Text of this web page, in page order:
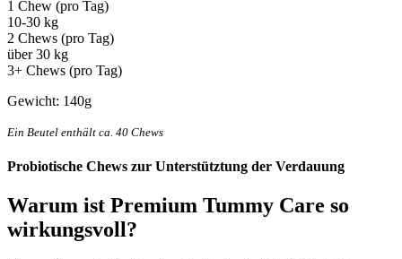
1 Chew (pro Tag)
10-30 kg
2 Chews (pro Tag)
über 30 kg
3+ Chews (pro Tag)
Gewicht: 140g
Ein Beutel enthält ca. 40 Chews
Probiotische Chews zur Unterstütztung der Verdauung
Warum ist Premium Tummy Care so
wirkungsvoll?